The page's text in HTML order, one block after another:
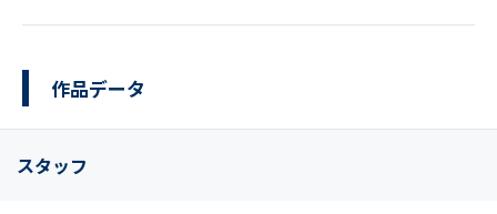
作品データ
スタッフ